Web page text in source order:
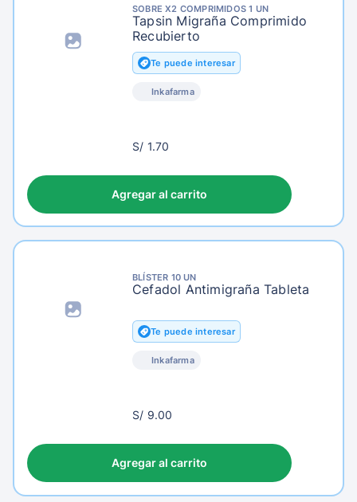
SOBRE X2 COMPRIMIDOS 1 UN
Tapsin Migraña Comprimido
Recubierto
Te puede interesar
Inkafarma
S/
S/ 1.70
Agregar al carrito
BLÍSTER 10 UN
Cefadol Antimigraña Tableta
Te puede interesar
Inkafarma
S/
S/ 9.00
Agregar al carrito